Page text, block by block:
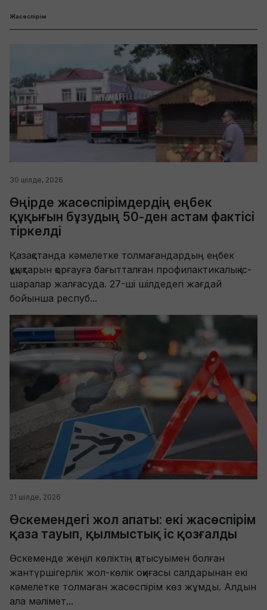
Жасөспірім
30 шілде, 2026
Өңірде жасөспірімдердің еңбек
құқығын бұзудың 50-ден астам фактісі
тіркелді
Қазақстанда кәмелетке толмағандардың еңбек
құқықтарын қорғауға бағытталған профилактикалық іс-
шаралар жалғасуда. 27-ші шілдедегі жағдай
бойынша респуб...
21 шілде, 2026
Өскемендегі жол апаты: екі жасөспірім
қаза тауып, қылмыстық іс қозғалды
Өскеменде жеңіл көліктің қатысуымен болған
жантүршігерлік жол-көлік оқиғасы салдарынан екі
кәмелетке толмаған жасөспірім көз жұмды. Алдын
ала мәлімет...